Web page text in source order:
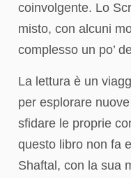
coinvolgente. Lo
misto, con alcuni
complesso un po’
La lettura è un
per esplorare
sfidare le proprie
questo libro non fa
Shaftal, con la sua